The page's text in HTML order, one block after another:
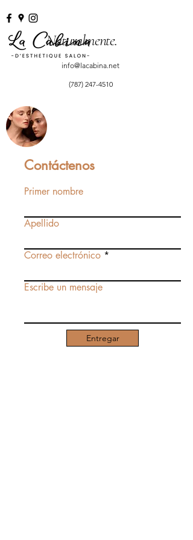
info@lacabina.net
(787) 247-4510
Naturalmente.
Contáctenos
Primer nombre
Apellido
Correo electrónico
Escribe un mensaje
Entregar